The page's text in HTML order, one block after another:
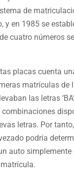
de
y en 1985 se
cuatro números
placas cuenta
matrículas de
las letras
letras. Por
podría
auto simplemente